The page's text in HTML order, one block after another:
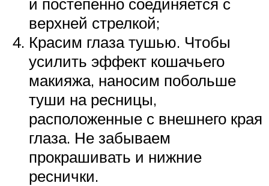
верхней стрелкой;
Красим глаза тушью. Чтобы
усилить эффект кошачьего
макияжа, наносим побольше
туши на ресницы,
расположенные с внешнего края
глаза. Не забываем
прокрашивать и нижние
реснички.